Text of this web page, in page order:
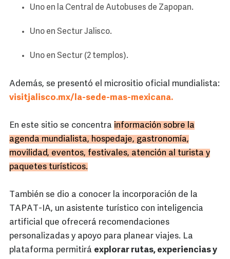
Uno en la Central de Autobuses de Zapopan.
Uno en Sectur Jalisco.
Uno en Sectur (2 templos).
Además, se presentó el micrositio oficial mundialista:
visitjalisco.mx/la-sede-mas-mexicana.
En este sitio se concentra información sobre la
agenda mundialista, hospedaje, gastronomía,
movilidad, eventos, festivales, atención al turista y
paquetes turísticos.
También se dio a conocer la incorporación de la
TAPAT-IA, un asistente turístico con inteligencia
artificial que ofrecerá recomendaciones
personalizadas y apoyo para planear viajes. La
plataforma permitirá explorar rutas, experiencias y